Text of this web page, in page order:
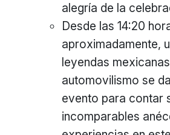
alegría de la
Desde las 14:20
aproximadamente,
leyendas
automovilismo se
evento para contar
incomparables